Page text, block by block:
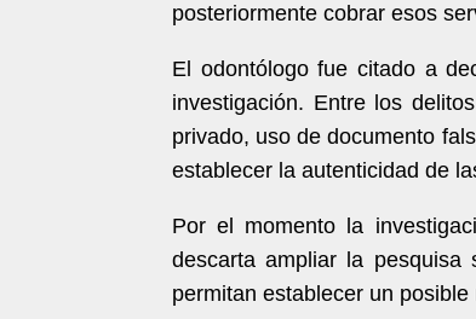
posteriormente cobrar esos
El odontólogo fue citado a
investigación. Entre los
privado, uso de documento
establecer la autenticidad de
Por el momento la
descarta ampliar la pesquisa
permitan establecer un